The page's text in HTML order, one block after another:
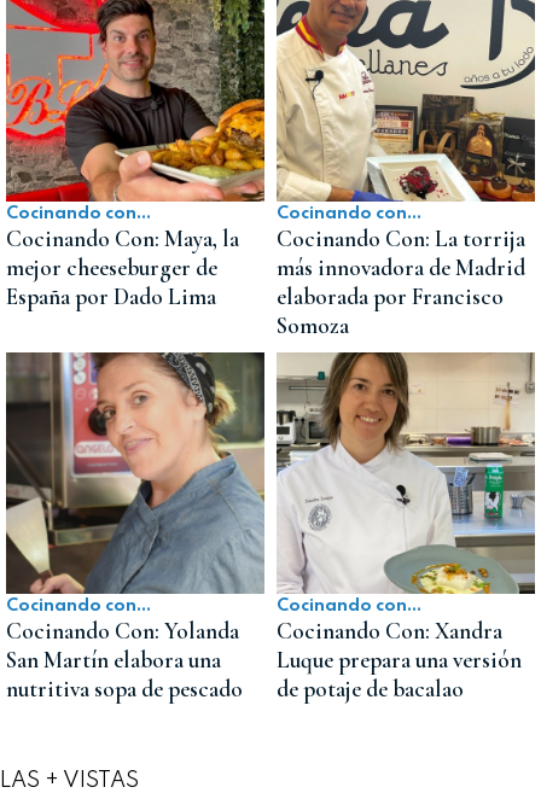
Cocinando con...
Cocinando Con: Maya, la
mejor cheeseburger de
España por Dado Lima
Cocinando con...
Cocinando Con: La torrija
más innovadora de Madrid
elaborada por Francisco
Somoza
Cocinando con...
Cocinando Con: Yolanda
San Martín elabora una
nutritiva sopa de pescado
Cocinando con...
Cocinando Con: Xandra
Luque prepara una versión
de potaje de bacalao
LAS + VISTAS